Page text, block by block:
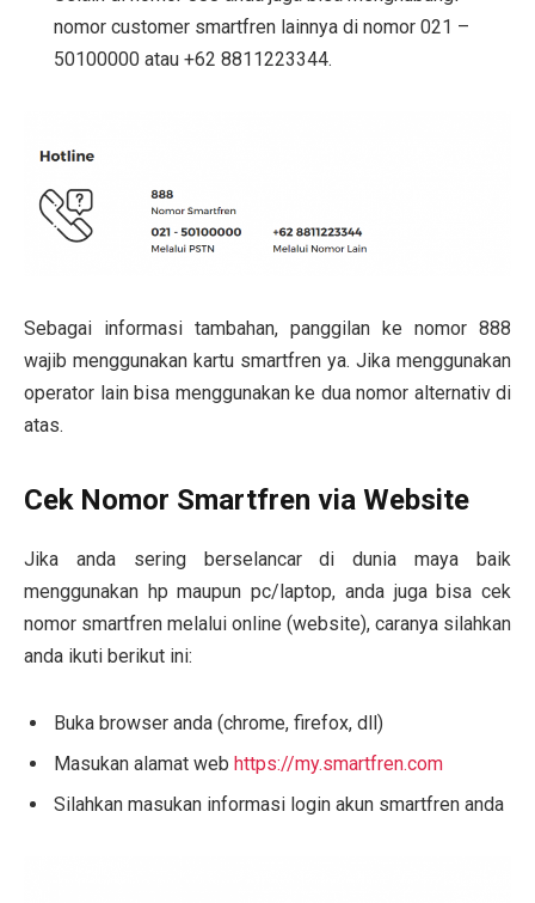
nomor customer smartfren lainnya di nomor 021 –
50100000 atau +62 8811223344.
Sebagai informasi tambahan, panggilan ke nomor 888
wajib menggunakan kartu smartfren ya. Jika menggunakan
operator lain bisa menggunakan ke dua nomor alternativ di
atas.
Cek Nomor Smartfren via Website
Jika anda sering berselancar di dunia maya baik
menggunakan hp maupun pc/laptop, anda juga bisa cek
nomor smartfren melalui online (website), caranya silahkan
anda ikuti berikut ini:
Buka browser anda (chrome, firefox, dll)
Masukan alamat web https://my.smartfren.com
Silahkan masukan informasi login akun smartfren anda